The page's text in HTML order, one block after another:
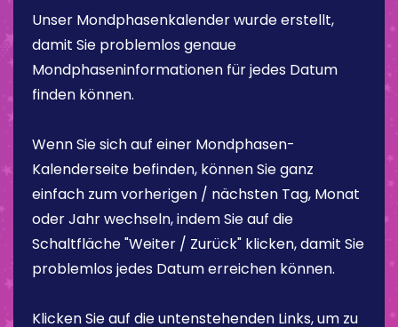
Unser Mondphasenkalender wurde erstellt,
damit Sie problemlos genaue
Mondphaseninformationen für jedes Datum
finden können.
Wenn Sie sich auf einer Mondphasen-
Kalenderseite befinden, können Sie ganz
einfach zum vorherigen / nächsten Tag, Monat
oder Jahr wechseln, indem Sie auf die
Schaltfläche "Weiter / Zurück" klicken, damit Sie
problemlos jedes Datum erreichen können.
Klicken Sie auf die untenstehenden Links, um zu